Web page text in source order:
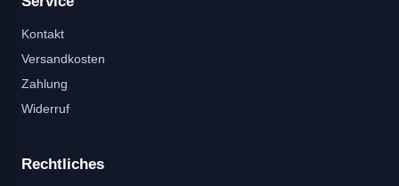
Kontakt
Versandkosten
Zahlung
Widerruf
Rechtliches